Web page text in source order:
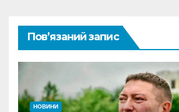
Пов’язаний запис
НОВИНИ